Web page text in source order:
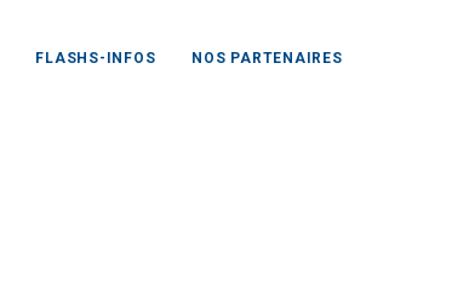
FLASHS-INFOS NOS PARTENAIRES